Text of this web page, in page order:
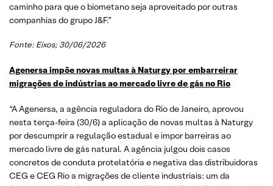
caminho para que o biometano seja aproveitado por outras
companhias do grupo J&F.”
Fonte: Eixos; 30/06/2026
Agenersa impõe novas multas à Naturgy por embarreirar
migrações de indústrias ao mercado livre de gás no Rio
“A Agenersa, a agência reguladora do Rio de Janeiro, aprovou
nesta terça-feira (30/6) a aplicação de novas multas à Naturgy
por descumprir a regulação estadual e impor barreiras ao
mercado livre de gás natural. A agência julgou dois casos
concretos de conduta protelatória e negativa das distribuidoras
CEG e CEG Rio a migrações de cliente industriais: um da